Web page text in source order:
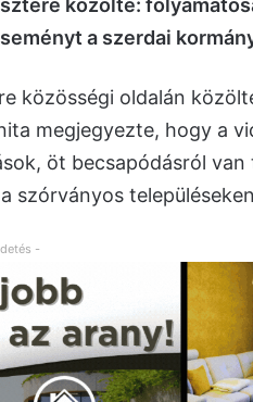
a szerdai
közösségi oldalán
megjegyezte, hogy a
öt becsapódásról van
szórványos
-